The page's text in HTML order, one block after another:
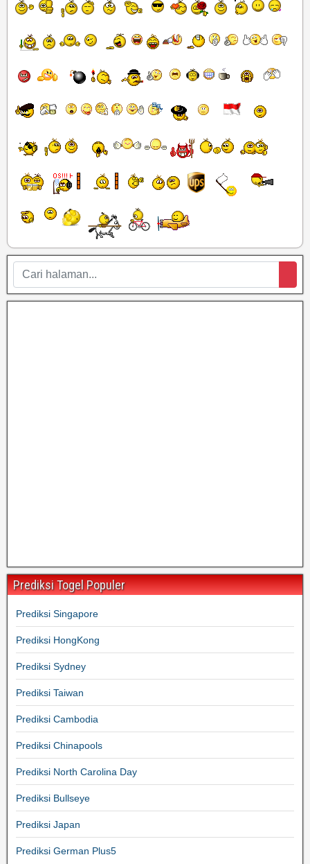
Prediksi Togel Populer
Prediksi Singapore
Prediksi HongKong
Prediksi Sydney
Prediksi Taiwan
Prediksi Cambodia
Prediksi Chinapools
Prediksi North Carolina Day
Prediksi Bullseye
Prediksi Japan
Prediksi German Plus5